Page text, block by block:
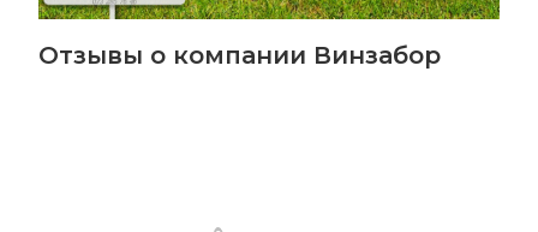
Отзывы о компании Винзабор